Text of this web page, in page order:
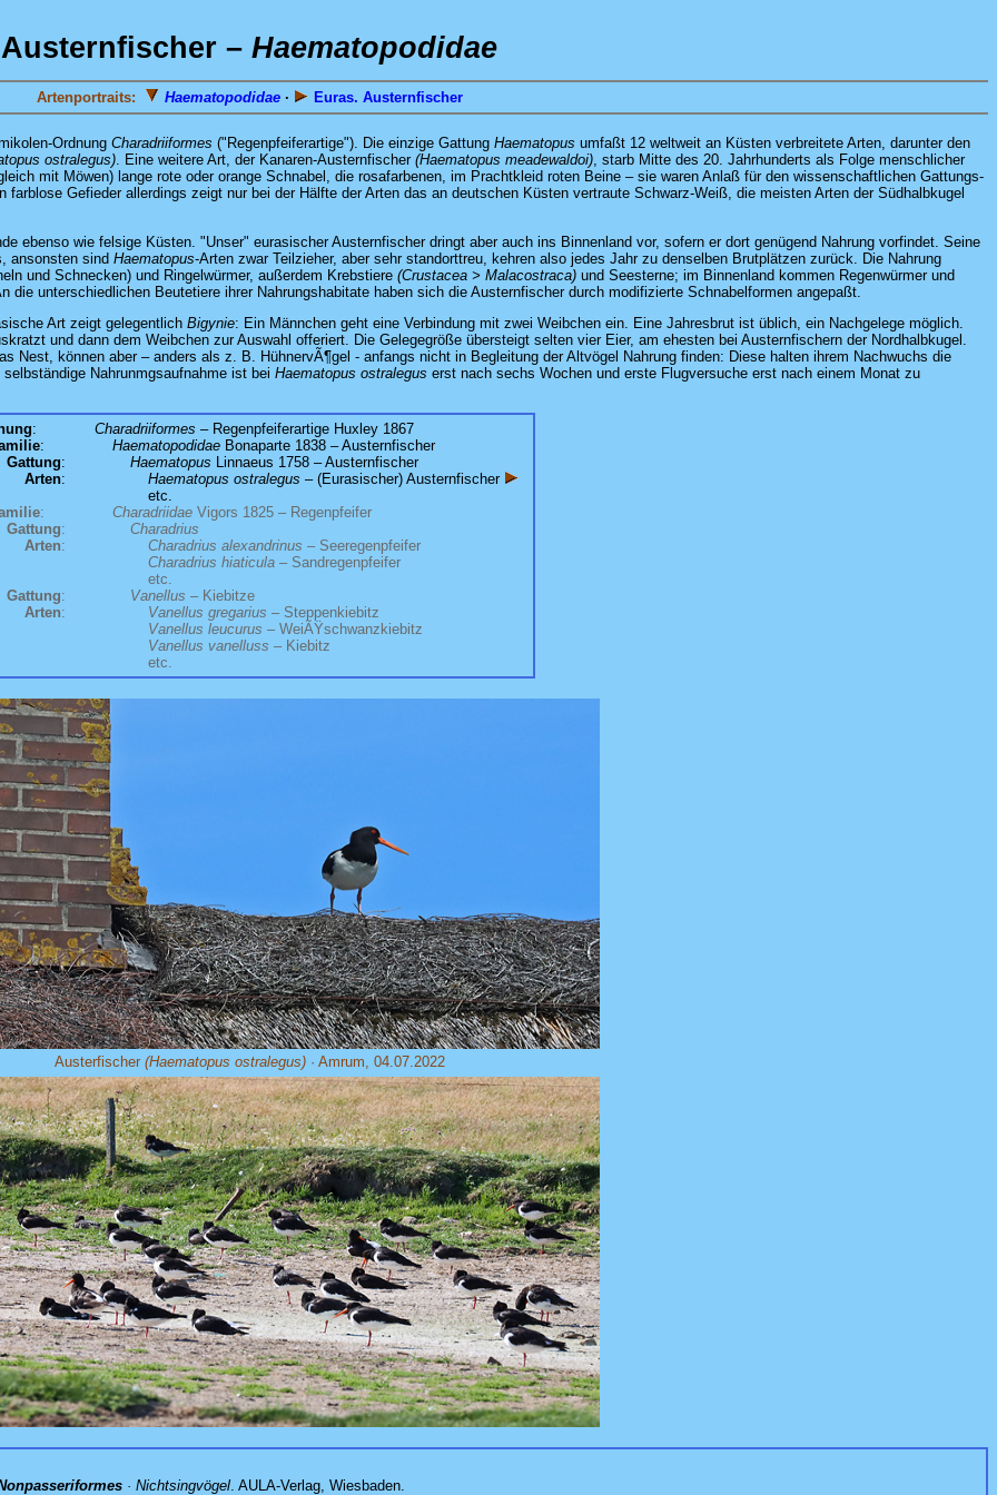
Austernfischer – Haematopodidae
Artenportraits: Haematopodidae· Euras. Austernfischer
Ordnung Charadriiformes ("Regenpfeiferartige"). Die einzige Gattung Haematopus umfaßt 12 weltweit an Küsten verbreitete Arten, darunter den
ostralegus). Eine weitere Art, der Kanaren-Austernfischer (Haematopus meadewaldoi), starb Mitte des 20. Jahrhunderts als Folge menschlicher
mit Möwen) lange rote oder orange Schnabel, die rosafarbenen, im Prachtkleid roten Beine – sie waren Anlaß für den wissenschaftlichen Gattungs-
Gefieder allerdings zeigt nur bei der Hälfte der Arten das an deutschen Küsten vertraute Schwarz-Weiß, die meisten Arten der Südhalbkugel
ebenso wie felsige Küsten. "Unser" eurasischer Austernfischer dringt aber auch ins Binnenland vor, sofern er dort genügend Nahrung vorfindet. Seine
ansonsten sind Haematopus-Arten zwar Teilzieher, aber sehr standorttreu, kehren also jedes Jahr zu denselben Brutplätzen zurück. Die Nahrung
und Schnecken) und Ringelwürmer, außerdem Krebstiere (Crustacea > Malacostraca) und Seesterne; im Binnenland kommen Regenwürmer und
unterschiedlichen Beutetiere ihrer Nahrungshabitate haben sich die Austernfischer durch modifizierte Schnabelformen angepaßt.
Art zeigt gelegentlich Bigynie: Ein Männchen geht eine Verbindung mit zwei Weibchen ein. Eine Jahresbrut ist üblich, ein Nachgelege möglich.
und dann dem Weibchen zur Auswahl offeriert. Die Gelegegröße übersteigt selten vier Eier, am ehesten bei Austernfischern der Nordhalbkugel.
Nest, können aber – anders als z. B. HühnervÃ¶gel ‐ anfangs nicht in Begleitung der Altvögel Nahrung finden: Diese halten ihrem Nachwuchs die
Nahrunmgsaufnahme ist bei Haematopus ostralegus erst nach sechs Wochen und erste Flugversuche erst nach einem Monat zu
: Charadriiformes – Regenpfeiferartige Huxley 1867
: Haematopodidae Bonaparte 1838 – Austernfischer
Gattung: Haematopus Linnaeus 1758 – Austernfischer
Arten: Haematopus ostralegus – (Eurasischer) Austernfischer
etc.
: Charadriidae Vigors 1825 – Regenpfeifer
Gattung:
Charadrius
Arten: Charadrius alexandrinus – Seeregenpfeifer
Charadrius hiaticula – Sandregenpfeifer
etc.
Gattung: Vanellus – Kiebitze
Arten: Vanellus gregarius – Steppenkiebitz
Vanellus leucurus – WeiÃŸschwanzkiebitz
Vanellus vanelluss – Kiebitz
etc.
Austerfischer (Haematopus ostralegus)· Amrum, 04.07.2022
· Nichtsingvögel. AULA-Verlag, Wiesbaden.